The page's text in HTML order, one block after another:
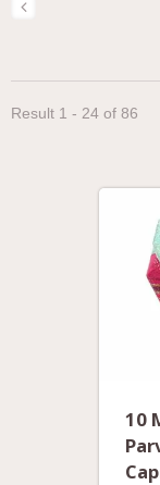
Result 1 - 24 of 86
10